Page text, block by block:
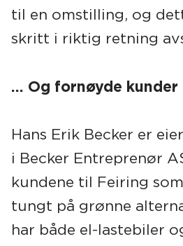
til en omstilling, og
skritt i riktig retning
… Og fornøyde kunder
Hans Erik Becker er
i Becker Entreprenør
kundene til Feiring
tungt på grønne
har både el-lastebiler